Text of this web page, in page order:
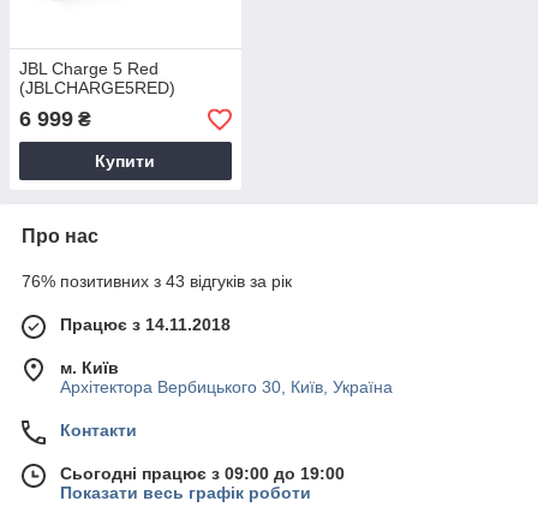
JBL Charge 5 Red
(JBLCHARGE5RED)
6 999 ₴
Купити
Про нас
76% позитивних з 43 відгуків за рік
Працює з 14.11.2018
м. Київ
Архітектора Вербицького 30, Київ, Україна
Контакти
Сьогодні працює з 09:00 до 19:00
Показати весь графік роботи